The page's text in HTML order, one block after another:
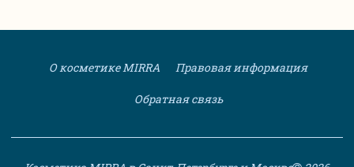
О косметике MIRRA Правовая информация
Обратная связь